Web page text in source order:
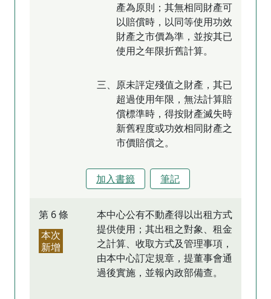
產為原則；其無相同財產可
以賠償時，以同等使用功效
財產之市價為準，並按其已
使用之年限折舊計算。
三、原未評定殘值之財產，其已
超過使用年限，無法計算賠
償標準時，得按財產滅失時
新舊程度或功效相同財產之
市價賠償之。
加入書籤 筆記
第 6 條
本次
新增
本中心公有不動產得以出租方式
提供使用；其出租之對象、租金
之計算、收取方式及管理事項，
由本中心訂定規章，提董事會通
過後實施，並報內政部備查。